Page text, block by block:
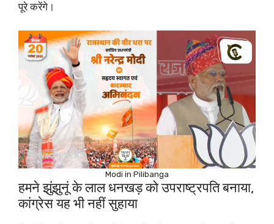
पूरे करेंगे।
Modi in Pilibanga
हमने झुंझुनूं के लाल धनखड़ को उपराष्ट्रपति बनाया,
कांग्रेस यह भी नहीं सुहाया